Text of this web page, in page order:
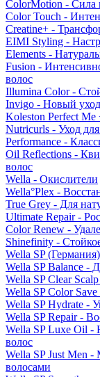
ColorMotion - Сила
Color Touch -
Creatine+ -
EIMI Styling -
Elements -
Fusion -
волос
Illumina Color -
Invigo - Новый уход
Koleston Perfect Me
Nutricurls - Уход
Performance -
Oil Reflections -
волос
Wella - Окислители
Wella°Plex -
True Grey - Для
Ultimate Repair -
Color Renew -
Shinefinity -
Wella SP (Германия)
Wella SP Balance -
Wella SP Clear
Wella SP Color
Wella SP Hydrate -
Wella SP Repair -
Wella SP Luxe Oil -
волос
Wella SP Just Men -
волосами